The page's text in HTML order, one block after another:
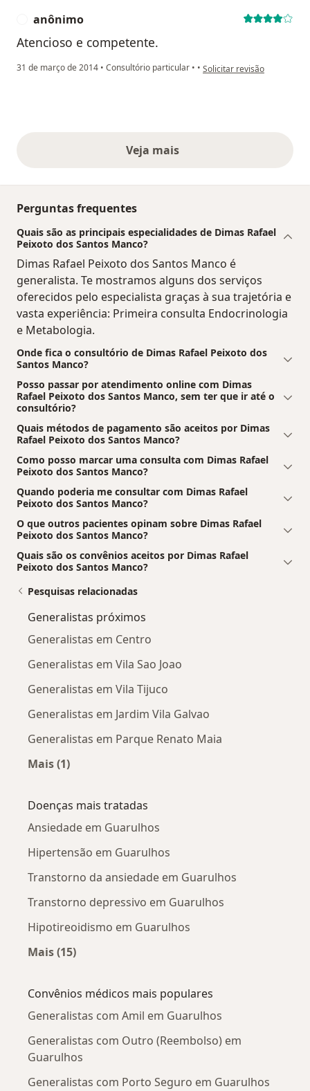
anônimo
Atencioso e competente.
31 de março de 2014 • Consultório particular • • na opinião do utilizador
Solicitar revisão
Veja maisopiniões acima
Perguntas frequentes
Quais são as principais especialidades de Dimas Rafael
Peixoto dos Santos Manco?
Dimas Rafael Peixoto dos Santos Manco é
generalista. Te mostramos alguns dos serviços
oferecidos pelo especialista graças à sua trajetória e
vasta experiência: Primeira consulta Endocrinologia
e Metabologia.
Onde fica o consultório de Dimas Rafael Peixoto dos
Santos Manco?
Posso passar por atendimento online com Dimas
Rafael Peixoto dos Santos Manco, sem ter que ir até o
consultório?
Quais métodos de pagamento são aceitos por Dimas
Rafael Peixoto dos Santos Manco?
Como posso marcar uma consulta com Dimas Rafael
Peixoto dos Santos Manco?
Quando poderia me consultar com Dimas Rafael
Peixoto dos Santos Manco?
O que outros pacientes opinam sobre Dimas Rafael
Peixoto dos Santos Manco?
Quais são os convênios aceitos por Dimas Rafael
Peixoto dos Santos Manco?
Pesquisas relacionadas
Generalistas próximos
Generalistas em Centro
Generalistas em Vila Sao Joao
Generalistas em Vila Tijuco
Generalistas em Jardim Vila Galvao
Generalistas em Parque Renato Maia
Mais (1)
Doenças mais tratadas
Ansiedade em Guarulhos
Hipertensão em Guarulhos
Transtorno da ansiedade em Guarulhos
Transtorno depressivo em Guarulhos
Hipotireoidismo em Guarulhos
Mais (15)
Convênios médicos mais populares
Generalistas com Amil em Guarulhos
Generalistas com Outro (Reembolso) em
Guarulhos
Generalistas com Porto Seguro em Guarulhos